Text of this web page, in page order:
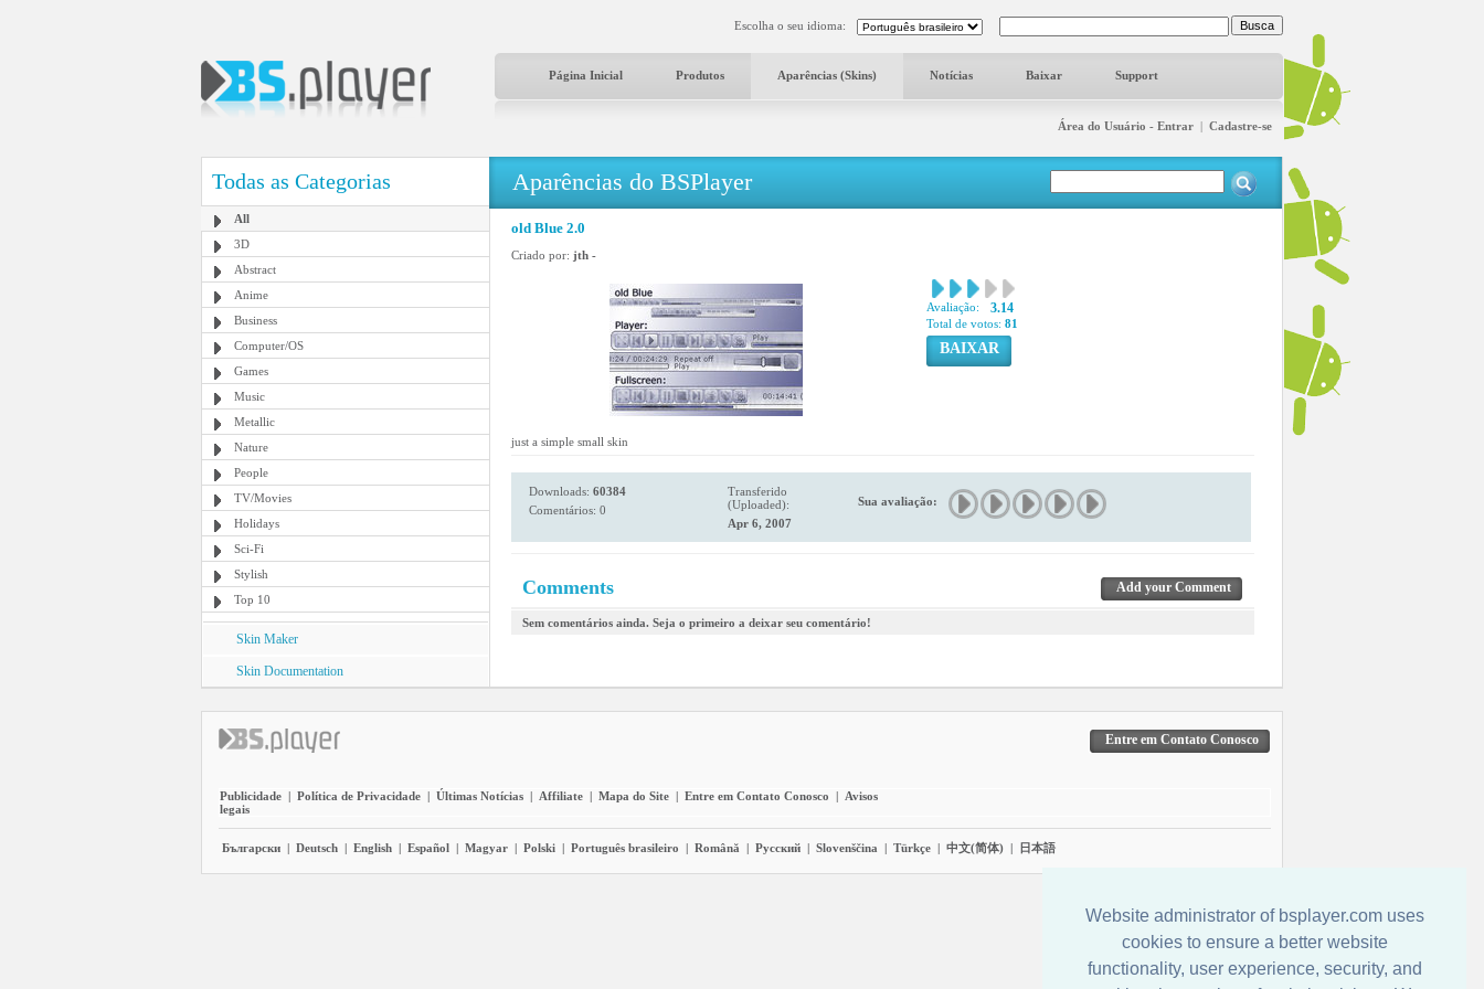
Website administrator of bsplayer.com uses
cookies to ensure a better website
functionality, user experience, security, and
Escolha o seu idioma:
Página Inicial Produtos Aparências (Skins) Notícias Baixar Support
Área do Usuário - Entrar | Cadastre-se
Todas as Categorias
All
3D
Abstract
Anime
Business
Computer/OS
Games
Music
Metallic
Nature
People
TV/Movies
Holidays
Sci-Fi
Stylish
Top 10
Skin Maker
Skin Documentation
Aparências do BSPlayer
old Blue 2.0
Criado por: jth -
Avaliação: 3.14
Total de votos: 81
BAIXAR
just a simple small skin
Downloads: 60384
Comentários: 0
Transferido
(Uploaded):
Apr 6, 2007
Sua avaliação:
Comments Add your Comment
Sem comentários ainda. Seja o primeiro a deixar seu comentário!
Entre em Contato Conosco
Publicidade | Política de Privacidade | Últimas Notícias | Affiliate | Mapa do Site | Entre em Contato Conosco | Avisos
legais
Български | Deutsch | English | Español | Magyar | Polski | Português brasileiro | Română | Pyccĸий | Slovenščina | Türkçe | 中文(简体) | 日本語